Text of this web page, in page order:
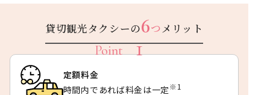
貸切観光タクシーの6つ メリット
定額料金
時間内であれば料金は一定※1